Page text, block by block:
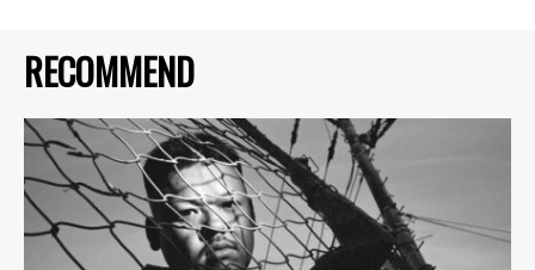
RECOMMEND